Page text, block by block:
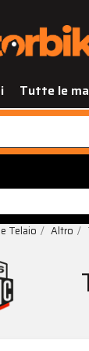
Tutte le
Telaio Altro